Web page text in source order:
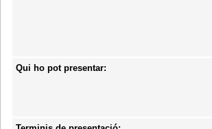
Qui ho pot presentar: